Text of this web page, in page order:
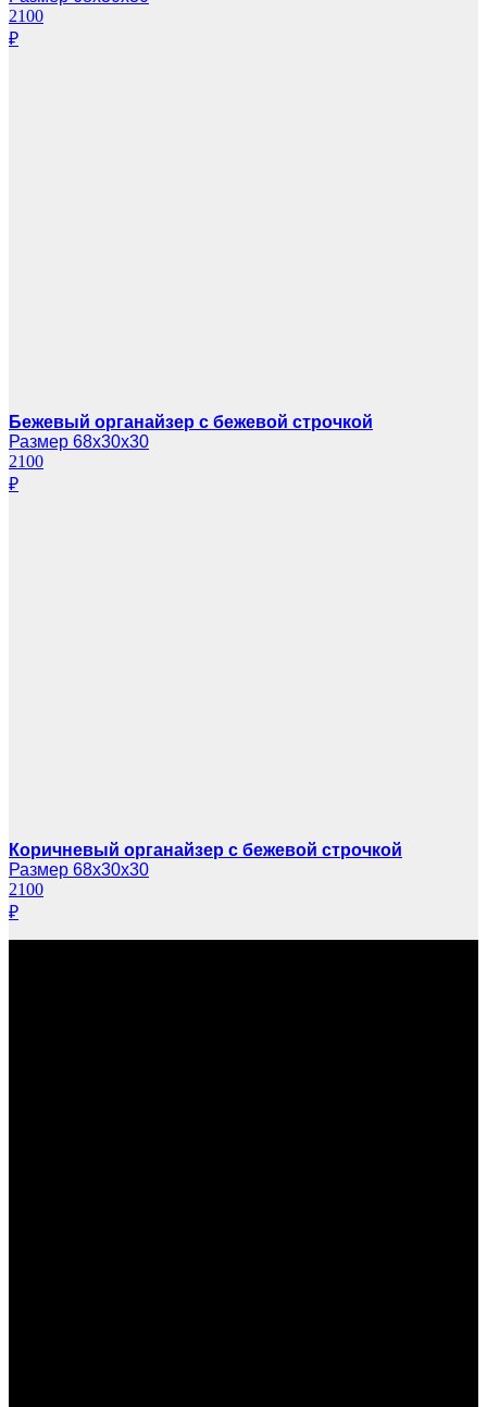
2100
₽
Бежевый органайзер с бежевой строчкой
Размер 68х30х30
2100
₽
Коричневый органайзер с бежевой строчкой
Размер 68х30х30
2100
₽